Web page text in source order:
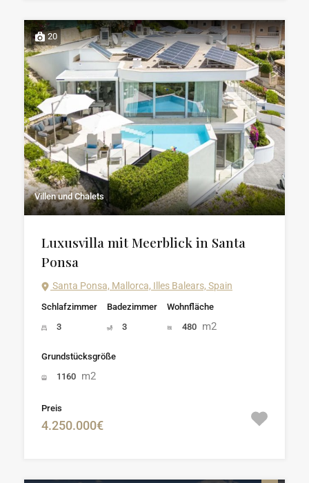
20
Villen und Chalets
Luxusvilla mit Meerblick in Santa
Ponsa
Santa Ponsa, Mallorca, Illes Balears, Spain
Schlafzimmer
3
Badezimmer
3
Wohnfläche
480 m2
Grundstücksgröße
1160 m2
Preis
4.250.000€